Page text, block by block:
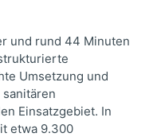
und rund 44 Minuten
Umsetzung und
Einsatzgebiet. In
etwa 9.300